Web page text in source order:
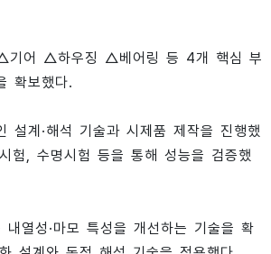
기어 △하우징 △베어링 등 4개 핵심 부
확보했다.
설계·해석 기술과 시제품 제작을 진행했
험, 수명시험 등을 통해 성능을 검증했
내열성·마모 특성을 개선하는 기술을 확